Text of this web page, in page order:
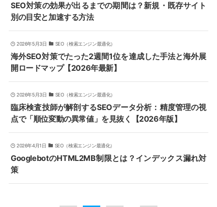
SEO対策の効果が出るまでの期間は？新規・既存サイト
別の目安と加速する方法
2026年5月3日 SEO（検索エンジン最適化）
海外SEO対策でたった2週間1位を達成した手法と海外展
開ロードマップ【2026年最新】
2026年5月3日 SEO（検索エンジン最適化）
臨床検査技師が解剖するSEOデータ分析：精度管理の視
点で「順位変動の異常値」を見抜く【2026年版】
2026年4月1日 SEO（検索エンジン最適化）
GooglebotのHTML2MB制限とは？インデックス漏れ対
策